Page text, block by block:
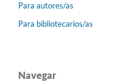
Para autores/as
Para bibliotecarios/as
Navegar